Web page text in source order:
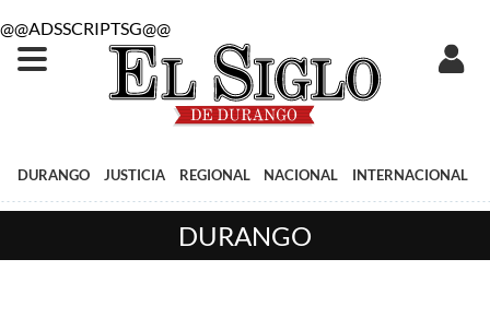
@@ADSSCRIPTSG@@
DURANGO JUSTICIA REGIONAL NACIONAL INTERNACIONAL
DURANGO